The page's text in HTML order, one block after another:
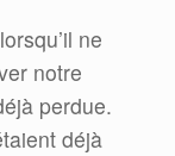
ne
notre
perdue.
déjà